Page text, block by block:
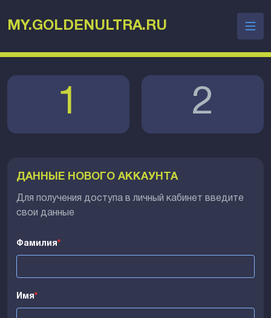
MY.GOLDENULTRA.RU
1 2
ДАННЫЕ НОВОГО АККАУНТА
Для получения доступа в личный кабинет введите
свои данные
Фамилия*
Имя*